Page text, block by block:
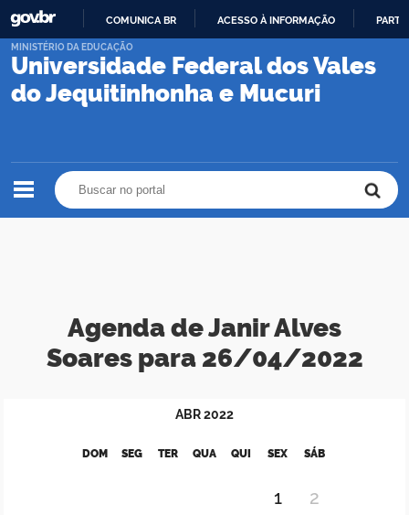
PARA
CONTEÚDO
COMUNICA BR ACESSO À INFORMAÇÃO
Universidade Federal dos Vales
do Jequitinhonha e Mucuri
MINISTÉRIO DA EDUCAÇÃO
Agenda de Janir Alves
Soares para 26/04/2022
ABR2022
DOM SEG TER QUA QUI SEX SÁB
1
2